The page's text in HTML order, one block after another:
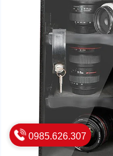
0985.626.307